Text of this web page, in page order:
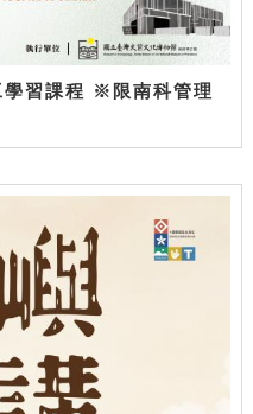
學習課程 ※限南科管理